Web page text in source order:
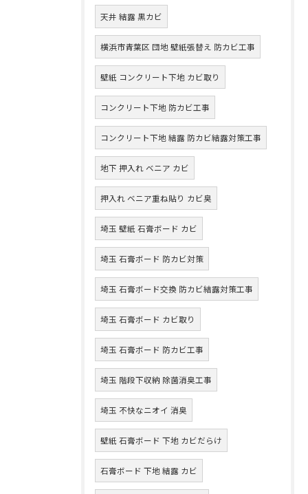
天井 結露 黒カビ
横浜市青葉区 団地 壁紙張替え 防カビ工事
壁紙 コンクリート下地 カビ取り
コンクリート下地 防カビ工事
コンクリート下地 結露 防カビ結露対策工事
地下 押入れ ベニア カビ
押入れ ベニア重ね貼り カビ臭
埼玉 壁紙 石膏ボード カビ
埼玉 石膏ボード 防カビ対策
埼玉 石膏ボード交換 防カビ結露対策工事
埼玉 石膏ボード カビ取り
埼玉 石膏ボード 防カビ工事
埼玉 階段下収納 除菌消臭工事
埼玉 不快なニオイ 消臭
壁紙 石膏ボード 下地 カビだらけ
石膏ボード 下地 結露 カビ